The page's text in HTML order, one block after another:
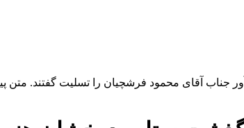
آقای محمود فرشچیان را تسلیت گفتند. متن